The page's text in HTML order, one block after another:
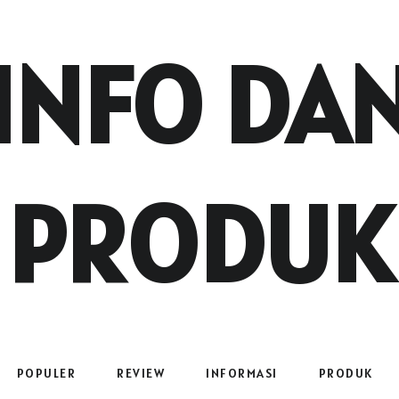
PRODUK
POPULER REVIEW INFORMASI PRODUK